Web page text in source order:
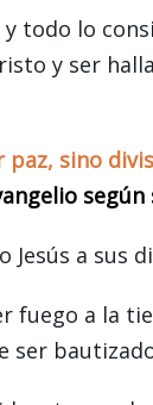
todo lo
y ser
paz, sino
según
Jesús a sus
fuego a la
ser